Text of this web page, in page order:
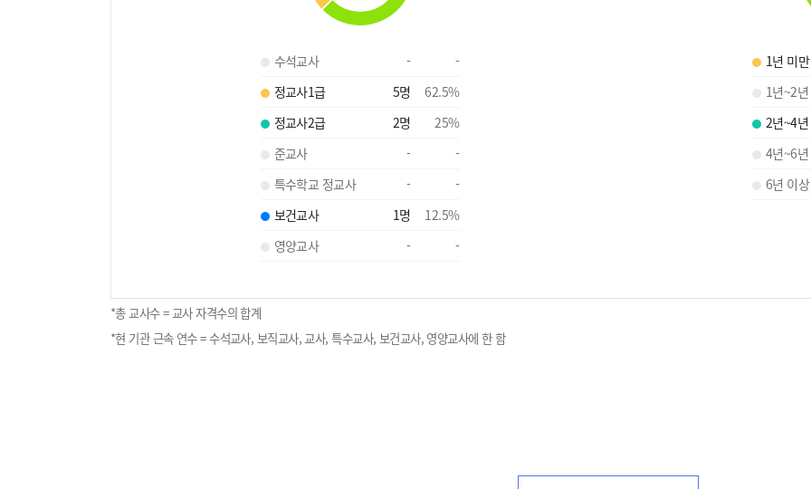
수석교사 -
-
정교사1급
5명 62.5%
정교사2급
2명 25%
준교사
-
-
특수학교 정교사
-
-
보건교사
1명 12.5%
영양교사
- -
1년 미만
1년~2
2년~4
4년~6
6년 이상
*총 교사수 = 교사 자격수의 합계
*현 기관 근속 연수 = 수석교사, 보직교사, 교사, 특수교사, 보건교사, 영양교사에 한 함